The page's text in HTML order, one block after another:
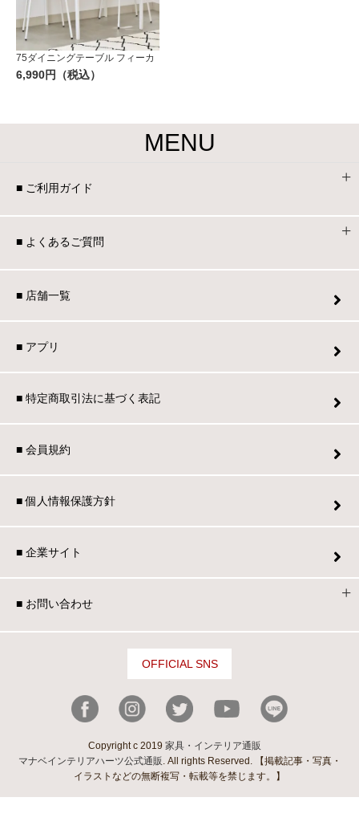
75ダイニングテーブル フィーカ
6,990円（税込）
MENU
■ ご利用ガイド
■ よくあるご質問
■ 店舗一覧
■ アプリ
■ 特定商取引法に基づく表記
■ 会員規約
■ 個人情報保護方針
■ 企業サイト
■ お問い合わせ
OFFICIAL SNS
Copyright c 2019 家具・インテリア通販
マナベインテリアハーツ公式通販 . All rights Reserved. 【掲載記事・写真・
イラストなどの無断複写・転載等を禁じます。】